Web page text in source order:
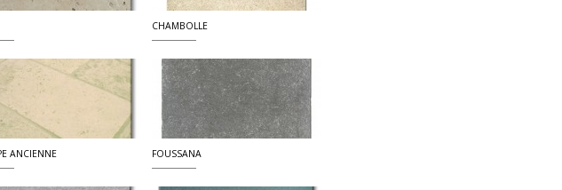
CHAMBOLLE
ANCIENNE FOUSSANA